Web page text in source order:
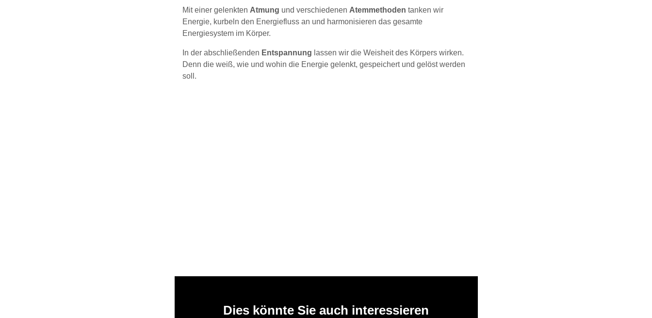
Mit einer gelenkten Atmung und verschiedenen Atemmethoden tanken wir
Energie, kurbeln den Energiefluss an und harmonisieren das gesamte
Energiesystem im Körper.
In der abschließenden Entspannung lassen wir die Weisheit des Körpers wirken.
Denn die weiß, wie und wohin die Energie gelenkt, gespeichert und gelöst werden
soll.
Dies könnte Sie auch interessieren